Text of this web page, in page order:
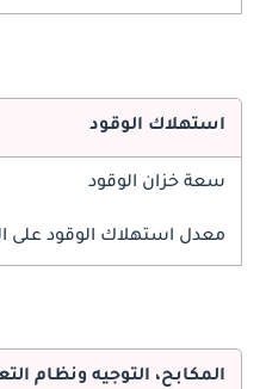
استهلاك الوقود
سعة خزان الوقود
معدل استهلاك الوقود على
المكابح، التوجيه ونظام